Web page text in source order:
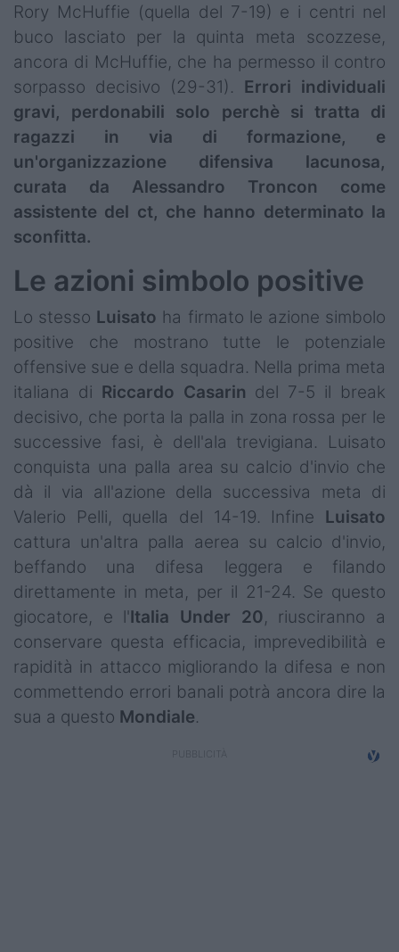
Rory McHuffie (quella del 7-19) e i centri nel
buco lasciato per la quinta meta scozzese,
ancora di McHuffie, che ha permesso il contro
sorpasso decisivo (29-31). Errori individuali
gravi, perdonabili solo perchè si tratta di
ragazzi in via di formazione, e
un'organizzazione difensiva lacunosa,
curata da Alessandro Troncon come
assistente del ct, che hanno determinato la
sconfitta.
Le azioni simbolo positive
Lo stesso Luisato ha firmato le azione simbolo
positive che mostrano tutte le potenziale
offensive sue e della squadra. Nella prima meta
italiana di Riccardo Casarin del 7-5 il break
decisivo, che porta la palla in zona rossa per le
successive fasi, è dell'ala trevigiana. Luisato
conquista una palla area su calcio d'invio che
dà il via all'azione della successiva meta di
Valerio Pelli, quella del 14-19. Infine Luisato
cattura un'altra palla aerea su calcio d'invio,
beffando una difesa leggera e filando
direttamente in meta, per il 21-24. Se questo
giocatore, e l'Italia Under 20, riusciranno a
conservare questa efficacia, imprevedibilità e
rapidità in attacco migliorando la difesa e non
commettendo errori banali potrà ancora dire la
sua a questo Mondiale.